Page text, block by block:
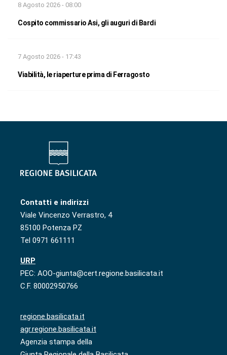
8 Agosto 2026 - 08:00
Cospito commissario Asi, gli auguri di Bardi
7 Agosto 2026 - 17:43
Viabilità, le riaperture prima di Ferragosto
Contatti e indirizzi
Viale Vincenzo Verrastro, 4
85100 Potenza PZ
Tel 0971 661111
URP
PEC: AOO-giunta@cert.regione.basilicata.it
C.F. 80002950766
regione.basilicata.it
agr.regione.basilicata.it
Agenzia stampa della